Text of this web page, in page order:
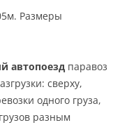
Размеры
автопоезд паравоз
сверху,
одного груза,
разным